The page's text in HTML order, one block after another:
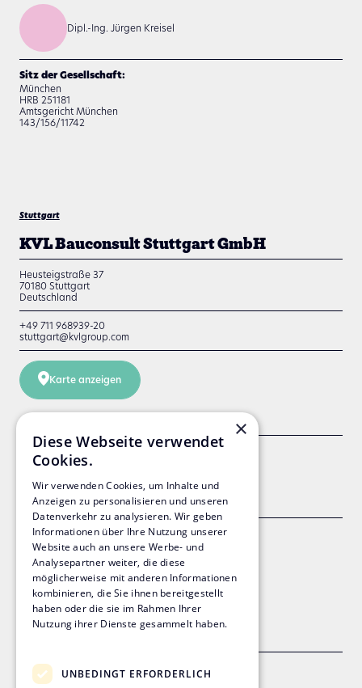
Dipl.-Ing. Jürgen Kreisel
Sitz der Gesellschaft:
München
HRB 251181
Amtsgericht München
143/156/11742
Stuttgart
KVL Bauconsult Stuttgart GmbH
Heusteigstraße 37
70180 Stuttgart
Deutschland
+49 711 968939-20
stuttgart@kvlgroup.com
Karte anzeigen
Geschäftsführung:
Prof. Dr.-Ing. Markus G. Viering
Geschäftsleitung:
ppa. Katharina Haas
ppa. Thomas Scheck
Sitz der Gesellschaft:
Stuttgart
×
Diese Webseite verwendet
Cookies.
Wir verwenden Cookies, um Inhalte und
Anzeigen zu personalisieren und unseren
Datenverkehr zu analysieren. Wir geben
Informationen über Ihre Nutzung unserer
Website auch an unsere Werbe- und
Analysepartner weiter, die diese
möglicherweise mit anderen Informationen
kombinieren, die Sie ihnen bereitgestellt
haben oder die sie im Rahmen Ihrer
Nutzung ihrer Dienste gesammelt haben.
UNBEDINGT ERFORDERLICH